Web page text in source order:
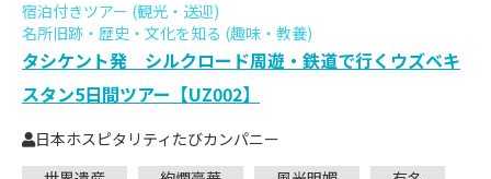
宿泊付きツアー (観光・送迎)
名所旧跡・歴史・文化を知る (趣味・教養)
タシケント発 シルクロード周遊・鉄道で行くウズベキ
スタン5日間ツアー【UZ002】
日本ホスピタリティたびカンパニー